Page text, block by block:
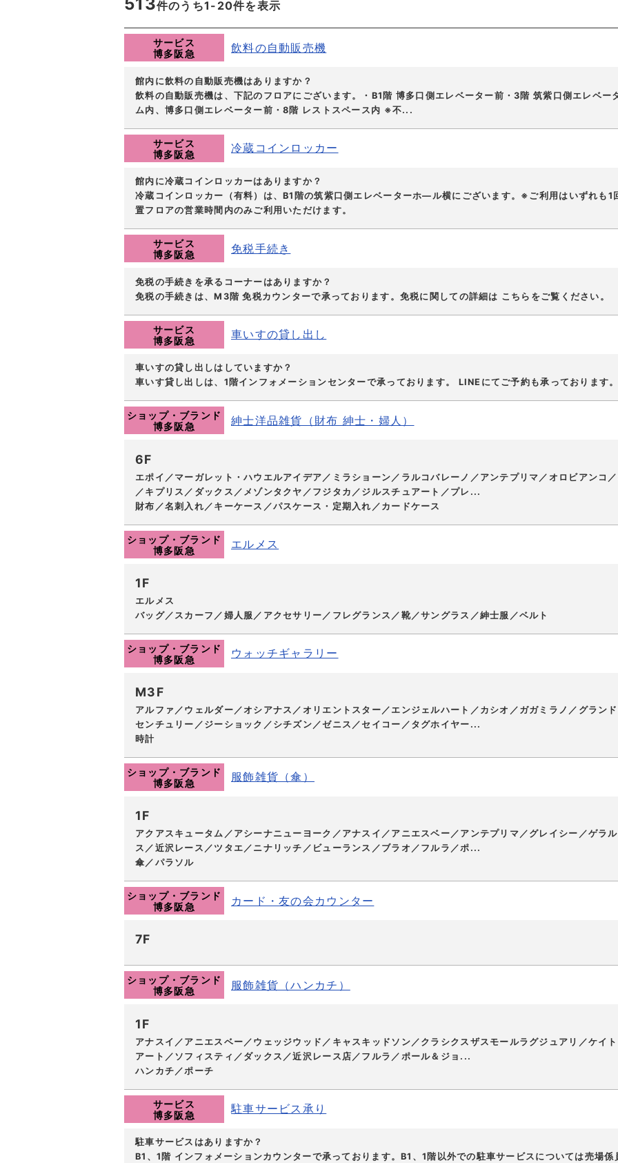
件のうち1- 20件を表示
サービス
博多阪急
飲料の自動販売機
館内に飲料の自動販売機はありますか？
飲料の自動販売機は、下記のフロアにございます。・B1階 博多口側エレベーター前・3階 筑紫口側エレベ
ム内、博多口側エレベーター前・8階 レストスペース内 ※不...
サービス
博多阪急
冷蔵コインロッカー
館内に冷蔵コインロッカーはありますか？
冷蔵コインロッカー（有料）は、B1階の筑紫口側エレベーターホ―ル横にございます。※ご利用はいずれ
置フロアの営業時間内のみご利用いただけます。
サービス
博多阪急
免税手続き
免税の手続きを承るコーナーはありますか？
免税の手続きは、M3階 免税カウンターで承っております。免税に関しての詳細は こちらをご覧ください。
サービス
博多阪急
車いすの貸し出し
車いすの貸し出しはしていますか？
車いす貸し出しは、1階インフォメーションセンターで承っております。 LINEにてご予約も承っております。
ショップ・ブランド
博多阪急
紳士洋品雑貨（財布 紳士・婦人）
6F
エポイ／マーガレット・ハウエルアイデア／ミラショーン／ラルコバレーノ／アンテプリマ／オロビアンコ
／キプリス／ダックス／メゾンタクヤ／フジタカ／ジルスチュアート／プレ...
財布／名刺入れ／キーケース／パスケース・定期入れ／カードケース
ショップ・ブランド
博多阪急
エルメス
1F
エルメス
バッグ／スカーフ／婦人服／アクセサリー／フレグランス／靴／サングラス／紳士服／ベルト
ショップ・ブランド
博多阪急
ウォッチギャラリー
M3F
アルファ／ウェルダー／オシアナス／オリエントスター／エンジェルハート／カシオ／ガガミラノ／グラン
センチュリー／ジーショック／シチズン／ゼニス／セイコー／タグホイヤー...
時計
ショップ・ブランド
博多阪急
服飾雑貨（傘）
1F
アクアスキュータム／アシーナニューヨーク／アナスイ／アニエスベー／アンテプリマ／グレイシー／ゲラ
ス／近沢レース／ツタエ／ニナリッチ／ビューランス／ブラオ／フルラ／ポ...
傘／パラソル
ショップ・ブランド
博多阪急
カード・友の会カウンター
7F
ショップ・ブランド
博多阪急
服飾雑貨（ハンカチ）
1F
アナスイ／アニエスベー／ウェッジウッド／キャスキッドソン／クラシクスザスモールラグジュアリ／ケイ
アート／ソフィスティ／ダックス／近沢レース店／フルラ／ポール＆ジョ...
ハンカチ／ポーチ
サービス
博多阪急
駐車サービス承り
駐車サービスはありますか？
B1、1階 インフォメーションカウンターで承っております。B1、1階以外での駐車サービスについては売場係